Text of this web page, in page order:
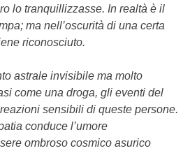
lo tranquillizzasse. In realtà è il
ma nell’oscurità di una certa
riconosciuto.
astrale invisibile ma molto
come una droga, gli eventi del
sensibili di queste persone.
conduce l’umore
ombroso cosmico asurico